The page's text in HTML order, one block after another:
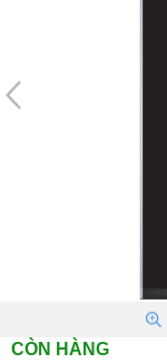
CÒN HÀNG